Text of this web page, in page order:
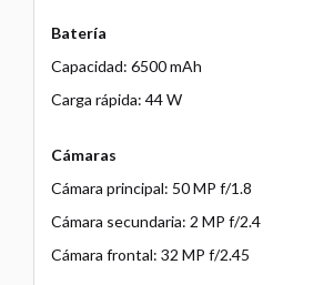
Batería
Capacidad: 6500 mAh
Carga rápida: 44 W
Cámaras
Cámara principal: 50 MP f/1.8
Cámara secundaria: 2 MP f/2.4
Cámara frontal: 32 MP f/2.45